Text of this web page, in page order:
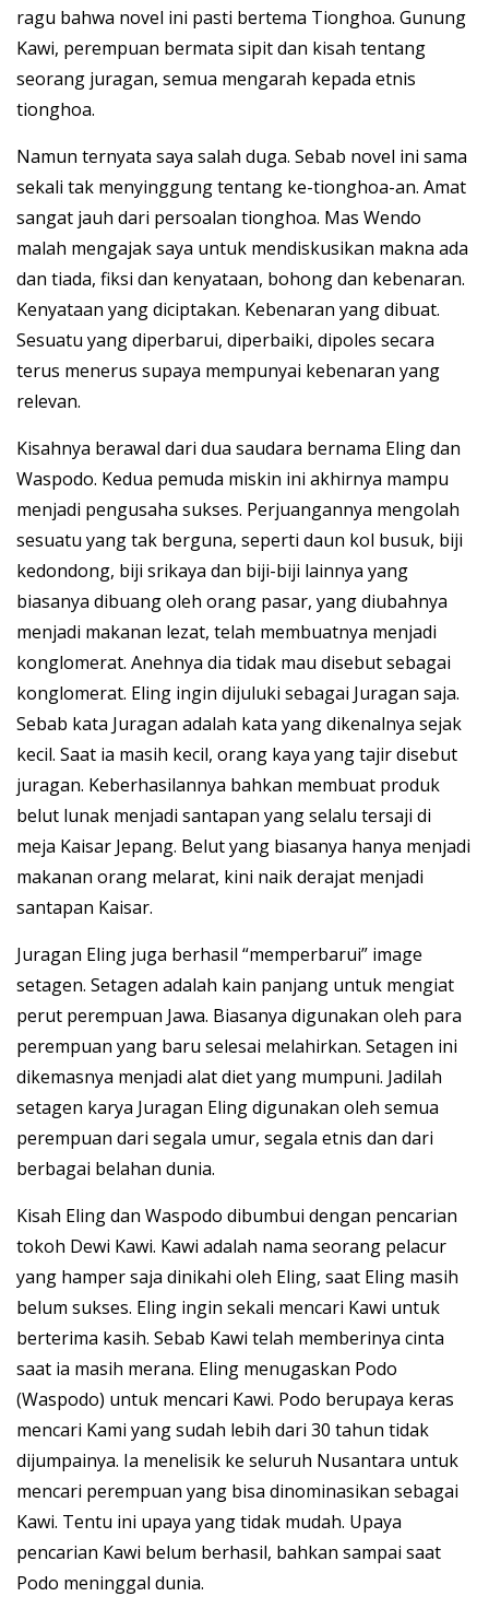
ragu bahwa novel ini pasti bertema Tionghoa. Gunung
Kawi, perempuan bermata sipit dan kisah tentang
seorang juragan, semua mengarah kepada etnis
tionghoa.
Namun ternyata saya salah duga. Sebab novel ini sama
sekali tak menyinggung tentang ke-tionghoa-an. Amat
sangat jauh dari persoalan tionghoa. Mas Wendo
malah mengajak saya untuk mendiskusikan makna ada
dan tiada, fiksi dan kenyataan, bohong dan kebenaran.
Kenyataan yang diciptakan. Kebenaran yang dibuat.
Sesuatu yang diperbarui, diperbaiki, dipoles secara
terus menerus supaya mempunyai kebenaran yang
relevan.
Kisahnya berawal dari dua saudara bernama Eling dan
Waspodo. Kedua pemuda miskin ini akhirnya mampu
menjadi pengusaha sukses. Perjuangannya mengolah
sesuatu yang tak berguna, seperti daun kol busuk, biji
kedondong, biji srikaya dan biji-biji lainnya yang
biasanya dibuang oleh orang pasar, yang diubahnya
menjadi makanan lezat, telah membuatnya menjadi
konglomerat. Anehnya dia tidak mau disebut sebagai
konglomerat. Eling ingin dijuluki sebagai Juragan saja.
Sebab kata Juragan adalah kata yang dikenalnya sejak
kecil. Saat ia masih kecil, orang kaya yang tajir disebut
juragan. Keberhasilannya bahkan membuat produk
belut lunak menjadi santapan yang selalu tersaji di
meja Kaisar Jepang. Belut yang biasanya hanya menjadi
makanan orang melarat, kini naik derajat menjadi
santapan Kaisar.
Juragan Eling juga berhasil “memperbarui” image
setagen. Setagen adalah kain panjang untuk mengiat
perut perempuan Jawa. Biasanya digunakan oleh para
perempuan yang baru selesai melahirkan. Setagen ini
dikemasnya menjadi alat diet yang mumpuni. Jadilah
setagen karya Juragan Eling digunakan oleh semua
perempuan dari segala umur, segala etnis dan dari
berbagai belahan dunia.
Kisah Eling dan Waspodo dibumbui dengan pencarian
tokoh Dewi Kawi. Kawi adalah nama seorang pelacur
yang hamper saja dinikahi oleh Eling, saat Eling masih
belum sukses. Eling ingin sekali mencari Kawi untuk
berterima kasih. Sebab Kawi telah memberinya cinta
saat ia masih merana. Eling menugaskan Podo
(Waspodo) untuk mencari Kawi. Podo berupaya keras
mencari Kami yang sudah lebih dari 30 tahun tidak
dijumpainya. Ia menelisik ke seluruh Nusantara untuk
mencari perempuan yang bisa dinominasikan sebagai
Kawi. Tentu ini upaya yang tidak mudah. Upaya
pencarian Kawi belum berhasil, bahkan sampai saat
Podo meninggal dunia.